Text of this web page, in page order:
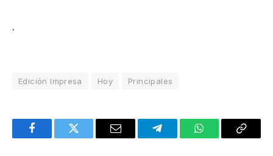
.
Edición Impresa Hoy Principales
FacebookTwitter Email TelegramWhatsAppCopy